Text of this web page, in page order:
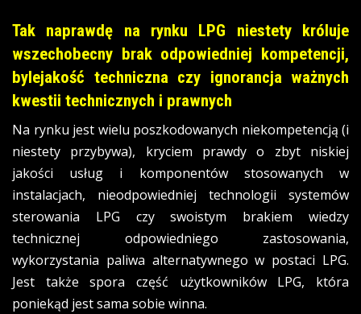
Tak naprawdę na rynku LPG niestety króluje
wszechobecny brak odpowiedniej kompetencji,
bylejakość techniczna czy ignorancja ważnych
kwestii technicznych i prawnych
Na rynku jest wielu poszkodowanych niekompetencją (i
niestety przybywa), kryciem prawdy o zbyt niskiej
jakości usług i komponentów stosowanych w
instalacjach, nieodpowiedniej technologii systemów
sterowania LPG czy swoistym brakiem wiedzy
technicznej odpowiedniego zastosowania,
wykorzystania paliwa alternatywnego w postaci LPG.
Jest także spora część użytkowników LPG, która
poniekąd jest sama sobie winna.